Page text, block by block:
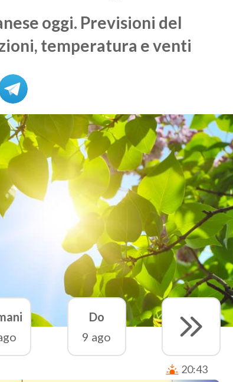
oggi. Previsioni del
temperatura e venti
Do
9 ago
20:43